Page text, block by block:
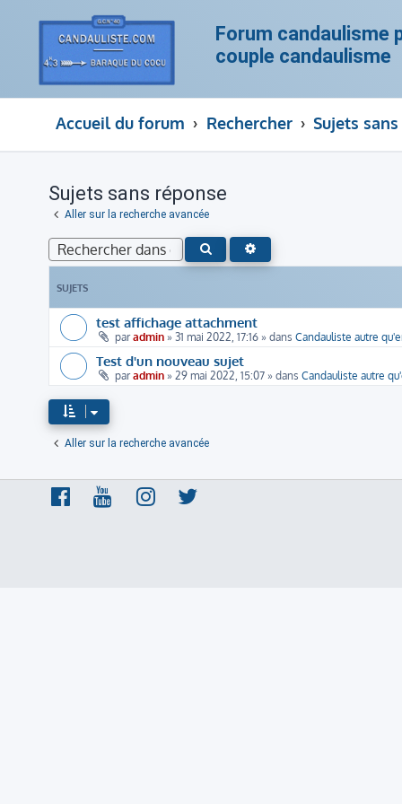
Forum candaulisme
couple candaulisme
Accueil du forum Rechercher Sujets
Sujets sans réponse
Aller sur la recherche avancée
RECHERCHER
SUJETS
test affichage attachment
paradmin »31 mai 2022, 17:16 » dansCandauliste autre
Test d'un nouveau sujet
paradmin »29 mai 2022, 15:07 » dansCandauliste autre
Aller sur la recherche avancée